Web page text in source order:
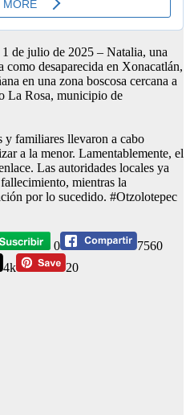
de julio de 2025 – Natalia, una
como desaparecida en Xonacatlán,
en una zona boscosa cercana a
La Rosa, municipio de
y familiares llevaron a cabo
a la menor. Lamentablemente, el
Las autoridades locales ya
mientras la
por lo sucedido. #Otzolotepec
0
7560
4k
20